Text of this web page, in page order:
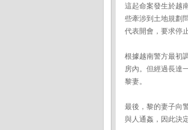
這起命案發生於越
些牽涉到土地規劃
代表開會，要求停
根據越南警方最初
房內。但經過長達
黎妻。
最後，黎的妻子向
與人通姦，因此決